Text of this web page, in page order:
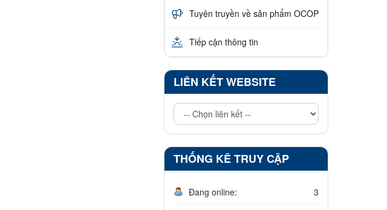
Tuyên truyền về sản phẩm OCOP
Tiếp cận thông tin
LIÊN KẾT WEBSITE
THỐNG KÊ TRUY CẬP
Đang online: 3